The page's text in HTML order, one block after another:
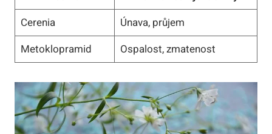
Cerenia
Únava, průjem
Metoklopramid
Ospalost, zmatenost